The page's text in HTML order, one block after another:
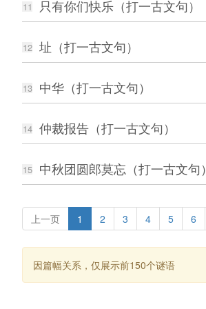
11 只有你们快乐（打一古文句）
12 址（打一古文句）
13 中华（打一古文句）
14 仲裁报告（打一古文句）
15 中秋团圆郎莫忘（打一古文句）
上一页 1 2 3 4 5 6
因篇幅关系，仅展示前150个谜语